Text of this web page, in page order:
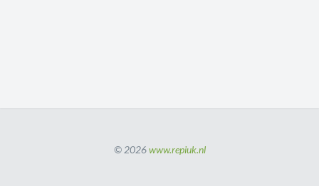
© 2026www.repiuk.nl